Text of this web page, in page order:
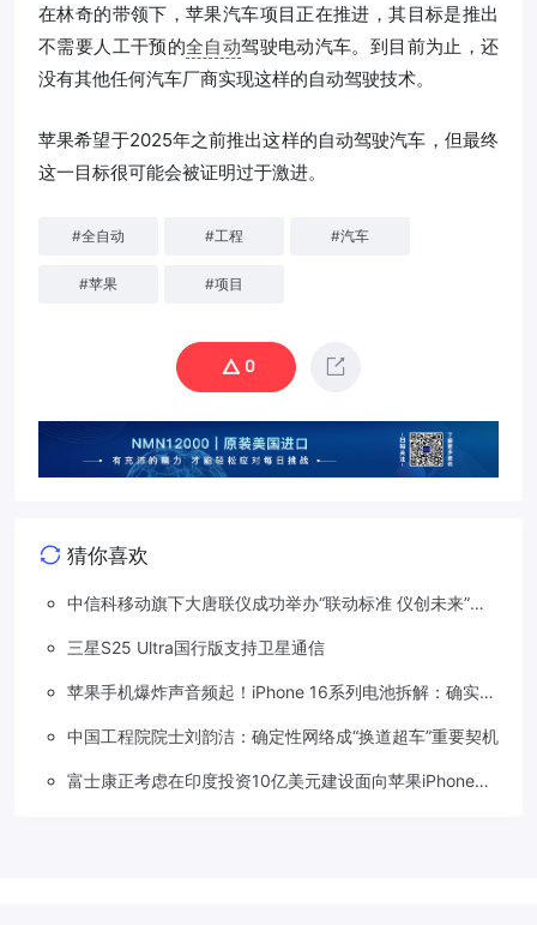
在林奇的带领下，苹果汽车项目正在推进，其目标是推出
不需要人工干预的全自动驾驶电动汽车。到目前为止，还
没有其他任何汽车厂商实现这样的自动驾驶技术。
苹果希望于2025年之前推出这样的自动驾驶汽车，但最终
这一目标很可能会被证明过于激进。
#全自动 #工程 #汽车
#苹果 #项目
0
猜你喜欢
中信科移动旗下大唐联仪成功举办“联动标准 仪创未来”车
三星S25 Ultra国行版支持卫星通信
苹果手机爆炸声音频起！iPhone 16系列电池拆解：确实更
中国工程院院士刘韵洁：确定性网络成“换道超车”重要契机
富士康正考虑在印度投资10亿美元建设面向苹果iPhone等